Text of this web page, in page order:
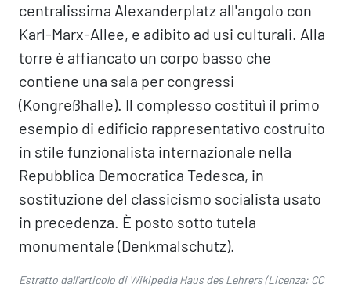
centralissima Alexanderplatz all'angolo con
Karl-Marx-Allee, e adibito ad usi culturali. Alla
torre è affiancato un corpo basso che
contiene una sala per congressi
(Kongreßhalle). Il complesso costituì il primo
esempio di edificio rappresentativo costruito
in stile funzionalista internazionale nella
Repubblica Democratica Tedesca, in
sostituzione del classicismo socialista usato
in precedenza. È posto sotto tutela
monumentale (Denkmalschutz).
Estratto dall'articolo di WikipediaHaus des Lehrers(Licenza: CC